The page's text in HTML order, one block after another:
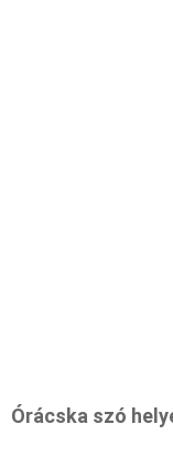
Órácska szó